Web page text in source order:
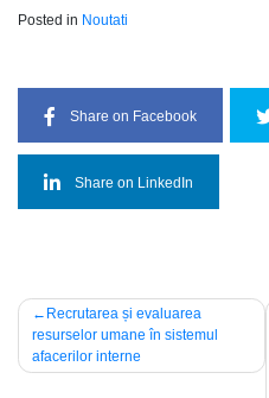
Posted in Noutati
Share on Facebook
Share on LinkedIn
Navigare
în
articole
Recrutarea și evaluarea
resurselor umane în sistemul
afacerilor interne